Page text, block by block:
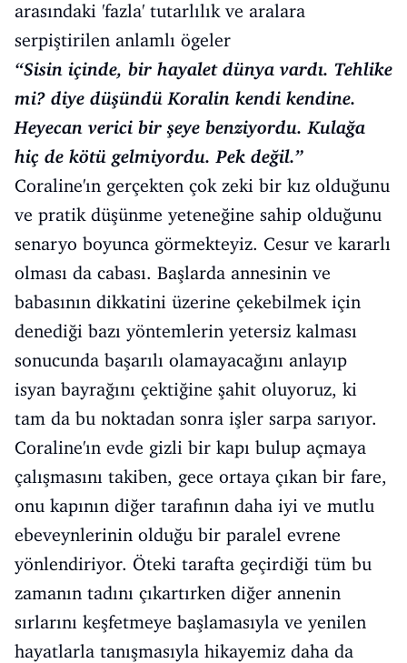
arasındaki 'fazla' tutarlılık ve aralara
serpiştirilen anlamlı ögeler
“Sisin içinde, bir hayalet dünya vardı. Tehlike
mi? diye düşündü Koralin kendi kendine.
Heyecan verici bir şeye benziyordu. Kulağa
hiç de kötü gelmiyordu. Pek değil.”
Coraline'ın gerçekten çok zeki bir kız olduğunu
ve pratik düşünme yeteneğine sahip olduğunu
senaryo boyunca görmekteyiz. Cesur ve kararlı
olması da cabası. Başlarda annesinin ve
babasının dikkatini üzerine çekebilmek için
denediği bazı yöntemlerin yetersiz kalması
sonucunda başarılı olamayacağını anlayıp
isyan bayrağını çektiğine şahit oluyoruz, ki
tam da bu noktadan sonra işler sarpa sarıyor.
Coraline'ın evde gizli bir kapı bulup açmaya
çalışmasını takiben, gece ortaya çıkan bir fare,
onu kapının diğer tarafının daha iyi ve mutlu
ebeveynlerinin olduğu bir paralel evrene
yönlendiriyor. Öteki tarafta geçirdiği tüm bu
zamanın tadını çıkartırken diğer annenin
sırlarını keşfetmeye başlamasıyla ve yenilen
hayatlarla tanışmasıyla hikayemiz daha da